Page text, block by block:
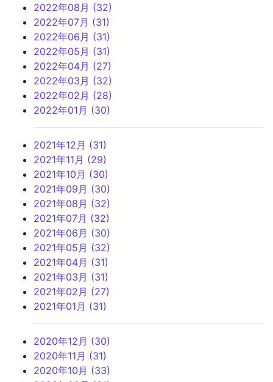
2022年08月 (32)
2022年07月 (31)
2022年06月 (31)
2022年05月 (31)
2022年04月 (27)
2022年03月 (32)
2022年02月 (28)
2022年01月 (30)
2021年12月 (31)
2021年11月 (29)
2021年10月 (30)
2021年09月 (30)
2021年08月 (32)
2021年07月 (32)
2021年06月 (30)
2021年05月 (32)
2021年04月 (31)
2021年03月 (31)
2021年02月 (27)
2021年01月 (31)
2020年12月 (30)
2020年11月 (31)
2020年10月 (33)